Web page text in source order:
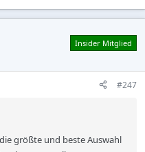
Insider Mitglied
#247
größte und beste Auswahl